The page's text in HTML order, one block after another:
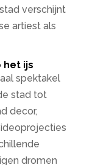
verschijnt
artiest als
het ijs
spektakel
stad tot
decor,
dromen